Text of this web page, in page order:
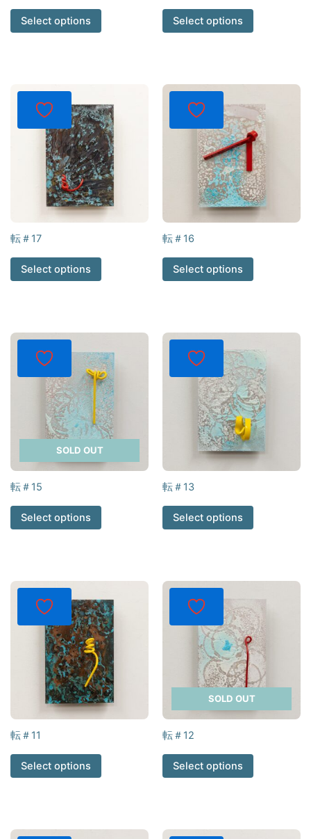
Select options Select options
転＃17
Select options
転＃16
Select options
SOLD OUT
転＃15
Select options
転＃13
Select options
転＃11
Select options
SOLD OUT
転＃12
Select options